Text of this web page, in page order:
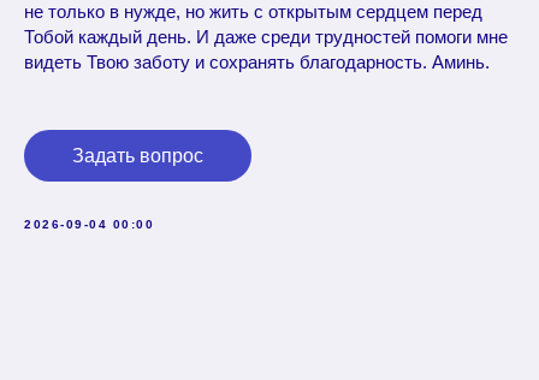
не только в нужде, но жить с открытым сердцем перед
Тобой каждый день. И даже среди трудностей помоги мне
видеть Твою заботу и сохранять благодарность. Аминь.
Задать вопрос
2026-09-04 00:00